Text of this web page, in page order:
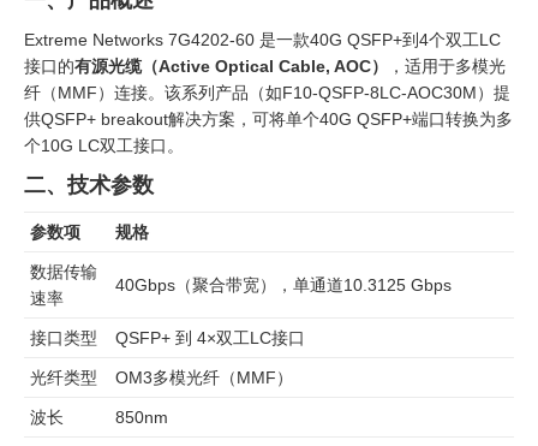
Extreme Networks 7G4202-60 是一款40G QSFP+到4个双工LC
接口的有源光缆（Active Optical Cable, AOC）
‍，适用于多模光
纤（MMF）连接。该系列产品（如F10-QSFP-8LC-AOC30M）提
供QSFP+ breakout解决方案，可将单个40G QSFP+端口转换为多
个10G LC双工接口。
二、技术参数
参数项 规格
数据传输
速率
40Gbps（聚合带宽），单通道10.3125 Gbps
接口类型 QSFP+ 到 4×双工LC接口
光纤类型 OM3多模光纤（MMF）
波长 850nm